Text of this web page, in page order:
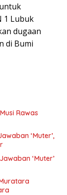
1 Lubuk
dugaan
di Bumi
Rawas
‘Muter’,
‘Muter’